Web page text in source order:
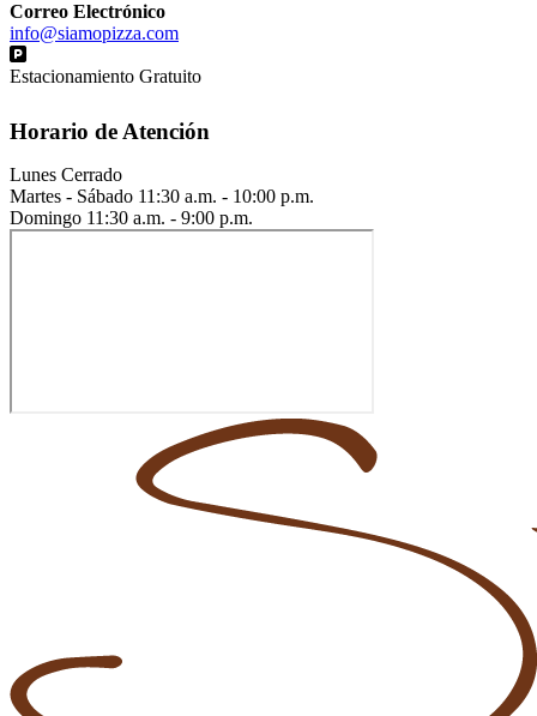
Correo Electrónico
info@siamopizza.com
Estacionamiento Gratuito
Horario de Atención
Lunes Cerrado
Martes - Sábado 11:30 a.m. - 10:00 p.m.
Domingo 11:30 a.m. - 9:00 p.m.